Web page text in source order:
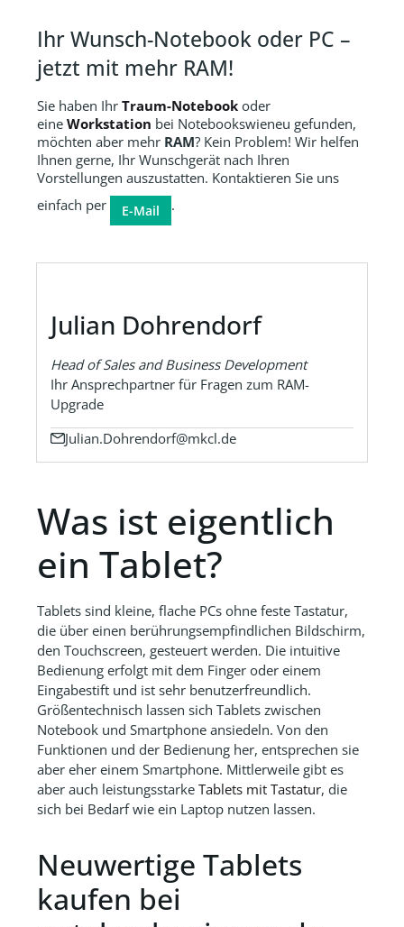
Ihr Wunsch-Notebook oder PC –
jetzt mit mehr RAM!
Sie haben Ihr Traum-Notebook oder
eine Workstation bei Notebookswieneu gefunden,
möchten aber mehr RAM? Kein Problem! Wir helfen
Ihnen gerne, Ihr Wunschgerät nach Ihren
Vorstellungen auszustatten. Kontaktieren Sie uns
einfach per
E-Mail .
Julian Dohrendorf
Head of Sales and Business Development
Ihr Ansprechpartner für Fragen zum RAM-
Upgrade
Julian.Dohrendorf@mkcl.de
Was ist eigentlich
ein Tablet?
Tablets sind kleine, flache PCs ohne feste Tastatur,
die über einen berührungsempfindlichen Bildschirm,
den Touchscreen, gesteuert werden. Die intuitive
Bedienung erfolgt mit dem Finger oder einem
Eingabestift und ist sehr benutzerfreundlich.
Größentechnisch lassen sich Tablets zwischen
Notebook und Smartphone ansiedeln. Von den
Funktionen und der Bedienung her, entsprechen sie
aber eher einem Smartphone. Mittlerweile gibt es
aber auch leistungsstarke Tablets mit Tastatur, die
sich bei Bedarf wie ein Laptop nutzen lassen.
Neuwertige Tablets
kaufen bei